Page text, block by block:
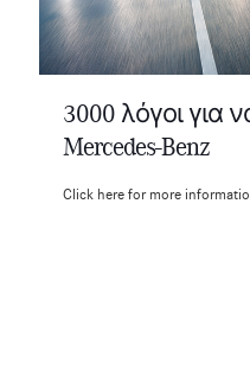
3000 λόγοι για
Mercedes-Benz
Click here for more